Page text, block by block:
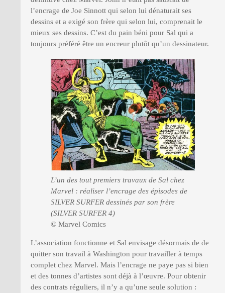
l’encrage de Joe Sinnott qui selon lui dénaturait ses
dessins et a exigé son frère qui selon lui, comprenait le
mieux ses dessins. C’est du pain béni pour Sal qui a
toujours préféré être un encreur plutôt qu’un dessinateur.
L’un des tout premiers travaux de Sal chez
Marvel : réaliser l’encrage des épisodes de
SILVER SURFER dessinés par son frère
(SILVER SURFER 4)
© Marvel Comics
L’association fonctionne et Sal envisage désormais de de
quitter son travail à Washington pour travailler à temps
complet chez Marvel. Mais l’encrage ne paye pas si bien
et des tonnes d’artistes sont déjà à l’œuvre. Pour obtenir
des contrats réguliers, il n’y a qu’une seule solution :